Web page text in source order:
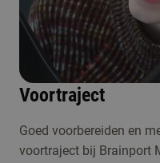
Voortraject
Goed voorbereiden en
voortraject bij Brainport